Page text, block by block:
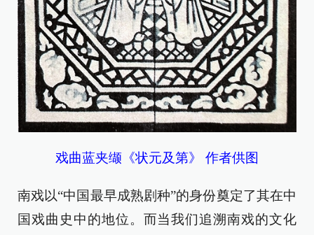
戏曲蓝夹缬《状元及第》 作者供图
南戏以“中国最早成熟剧种”的身份奠定了其在中
国戏曲史中的地位。而当我们追溯南戏的文化